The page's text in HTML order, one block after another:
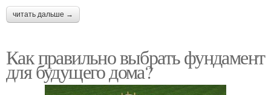
читать дальше →
Как правильно выбрать фундамент
для будущего дома?